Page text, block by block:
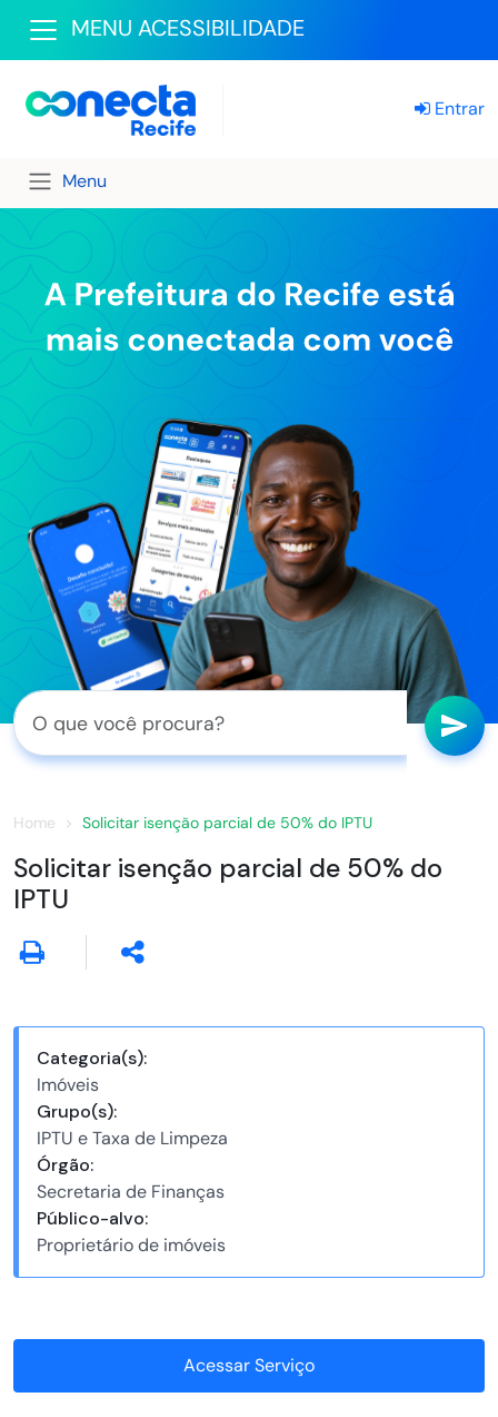
MENU ACESSIBILIDADE
Entrar
Menu
Home Solicitar isenção parcial de 50% do IPTU
Solicitar isenção parcial de 50% do
IPTU
Categoria(s):
Imóveis
Grupo(s):
IPTU e Taxa de Limpeza
Órgão:
Secretaria de Finanças
Público-alvo:
Proprietário de imóveis
Acessar Serviço